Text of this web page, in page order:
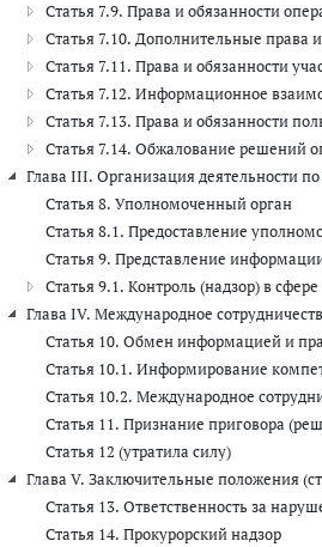
Статья 7.9. Права и обязанности
Статья 7.10. Дополнительные права
Статья 7.11. Права и обязанности
Статья 7.12. Информационное
Статья 7.13. Права и обязанности
Статья 7.14. Обжалование решений
Глава III. Организация деятельности
Статья 8. Уполномоченный орган
Статья 8.1. Предоставление
Статья 9. Представление
Статья 9.1. Контроль (надзор) в
Глава IV. Международное
Статья 10. Обмен информацией и
Статья 10.1. Информирование
Статья 10.2. Международное
Статья 11. Признание приговора
Статья 12 (утратила силу)
Глава V. Заключительные положения
Статья 13. Ответственность за
Статья 14. Прокурорский надзор